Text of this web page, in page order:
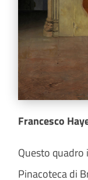
Francesco
Questo
Pinacoteca di